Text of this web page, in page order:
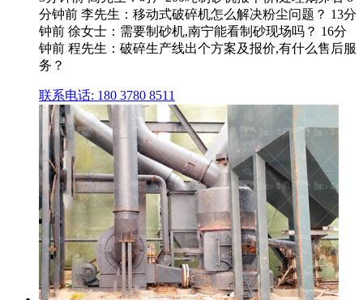
分钟前 李先生：移动式破碎机怎么解决粉尘问题？ 13分
钟前 徐女士：需要制砂机,南宁能看制砂现场吗？ 16分
钟前 程先生：破碎生产线出个方案及报价,有什么售后服
务？
联系电话: 180 3780 8511